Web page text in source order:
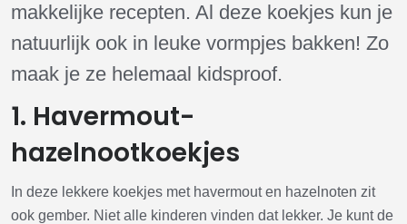
makkelijke recepten. Al deze koekjes kun je
natuurlijk ook in leuke vormpjes bakken! Zo
maak je ze helemaal kidsproof.
1. Havermout-
hazelnootkoekjes
In deze lekkere koekjes met havermout en hazelnoten zit
ook gember. Niet alle kinderen vinden dat lekker. Je kunt de